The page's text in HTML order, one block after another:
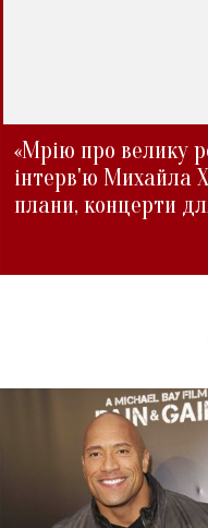
«Мрію про велику
інтерв'ю Михайла
плани, концерти